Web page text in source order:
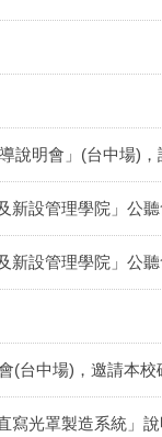
說明會」(台中場)
新設管理學院」公
新設管理學院」公
台中場)，邀請本校
寫光罩製造系統」